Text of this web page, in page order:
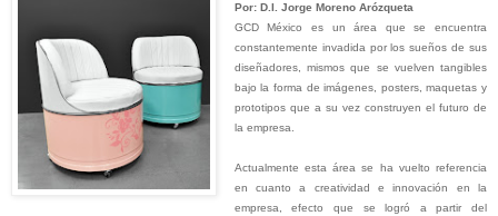
Por: D.I. Jorge Moreno Arózqueta
GCD México es un área que se encuentra
constantemente invadida por los sueños de sus
diseñadores, mismos que se vuelven tangibles
bajo la forma de imágenes, posters, maquetas y
prototipos que a su vez construyen el futuro de
la empresa.
Actualmente esta área se ha vuelto referencia
en cuanto a creatividad e innovación en la
empresa, efecto que se logró a partir del